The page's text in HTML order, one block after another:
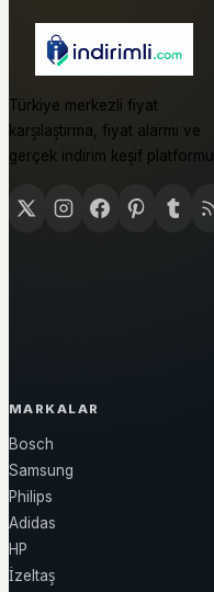
Türkiye merkezli fiyat
karşılaştırma, fiyat alarmı ve
gerçek indirim keşif platformu.
MARKALAR
Bosch
Samsung
Philips
Adidas
HP
İzeltaş